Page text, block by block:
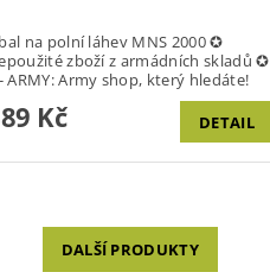
na polní láhev MNS 2000 ✪
zboží z armádních skladů ✪
ARMY: Army shop, který hledáte!
Kč DETAIL
DALŠÍ PRODUKTY